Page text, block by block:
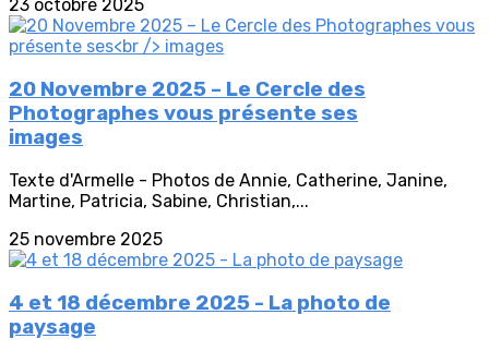
23 octobre 2025
20 Novembre 2025 – Le Cercle des
Photographes vous présente ses
images
Texte d'Armelle - Photos de Annie, Catherine, Janine,
Martine, Patricia, Sabine, Christian,...
25 novembre 2025
4 et 18 décembre 2025 - La photo de
paysage